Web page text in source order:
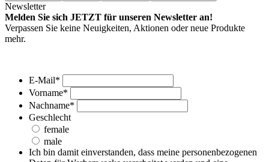
Newsletter
Melden Sie sich JETZT für unseren Newsletter an!
Verpassen Sie keine Neuigkeiten, Aktionen oder neue Produkte
mehr.
E-Mail*
Vorname*
Nachname*
Geschlecht
female
male
Ich bin damit einverstanden, dass meine personenbezogenen